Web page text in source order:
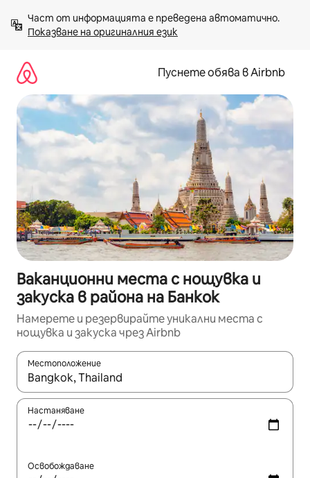
към
съдържанието
Показване на оригиналния език
Пуснете обява в Airbnb
Ваканционни места с нощувка и
закуска в района на Банкок
Намерете и резервирайте уникални места с
нощувка и закуска чрез Airbnb
Местоположение
Когато резултатите се покажат, използвайте
Настаняване
Освобождаване